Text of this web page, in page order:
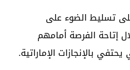
تسليط الضوء على
إتاحة الفرصة أمامهم
بالإنجازات الإماراتية.